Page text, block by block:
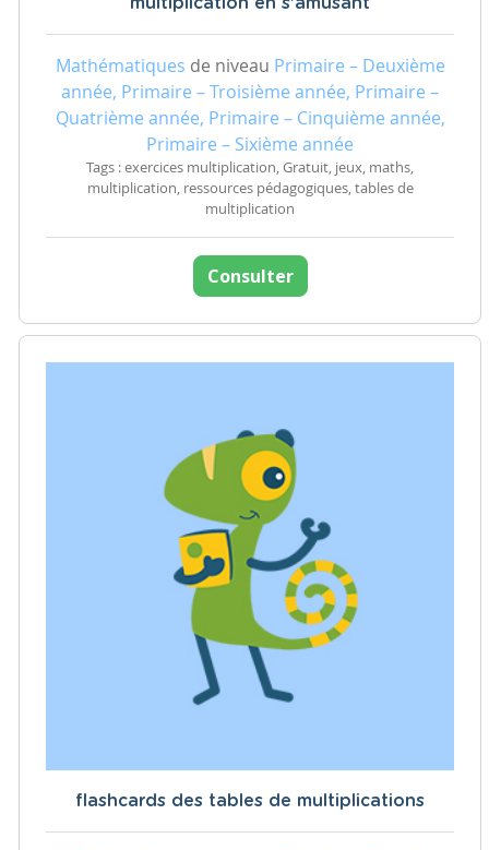
multiplication en s'amusant
Mathématiques de niveau Primaire – Deuxième
année, Primaire – Troisième année, Primaire –
Quatrième année, Primaire – Cinquième année,
Primaire – Sixième année
Tags : exercices multiplication, Gratuit, jeux, maths,
multiplication, ressources pédagogiques, tables de
multiplication
Consulter
flashcards des tables de multiplications